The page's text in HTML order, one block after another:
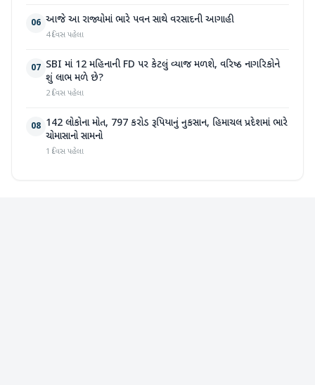
06 આજે આ રાજ્યોમાં ભારે પવન સાથે વરસાદની આગાહી
4 દિવસ પહેલા
07 SBI માં 12 મહિનાની FD પર કેટલું વ્યાજ મળશે, વરિષ્ઠ નાગરિકોને
શું લાભ મળે છે?
2 દિવસ પહેલા
08 142 લોકોના મોત, 797 કરોડ રૂપિયાનું નુકસાન, હિમાચલ પ્રદેશમાં ભારે
ચોમાસાનો સામનો
1 દિવસ પહેલા